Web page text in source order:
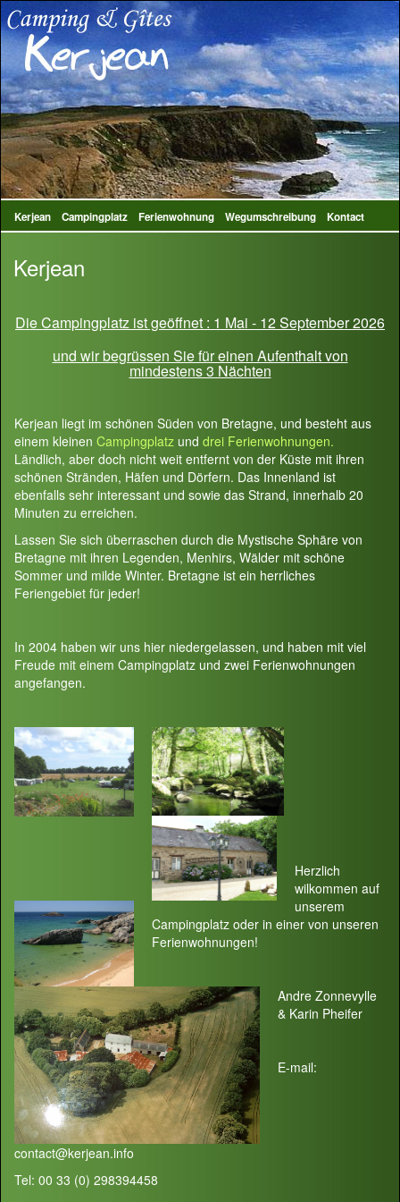
Kerjean Campingplatz Ferienwohnung Wegumschreibung Kontact
Kerjean
Die Campingplatz ist geöffnet : 1 Mai - 12 September 2026
und wir begrüssen Sie für einen Aufenthalt von
mindestens 3 Nächten
Kerjean liegt im schönen Süden von Bretagne, und besteht aus
einem kleinen Campingplatz und drei Ferienwohnungen.
Ländlich, aber doch nicht weit entfernt von der Küste mit ihren
schönen Stränden, Häfen und Dörfern. Das Innenland ist
ebenfalls sehr interessant und sowie das Strand, innerhalb 20
Minuten zu erreichen.
Lassen Sie sich überraschen durch die Mystische Sphäre von
Bretagne mit ihren Legenden, Menhirs, Wälder mit schöne
Sommer und milde Winter. Bretagne ist ein herrliches
Feriengebiet für jeder!
In 2004 haben wir uns hier niedergelassen, und haben mit viel
Freude mit einem Campingplatz und zwei Ferienwohnungen
angefangen.
Herzlich
wilkommen auf
unserem
Campingplatz oder in einer von unseren
Ferienwohnungen!
Andre Zonnevylle
& Karin Pheifer
E-mail:
contact@kerjean.info
Tel: 00 33 (0) 298394458